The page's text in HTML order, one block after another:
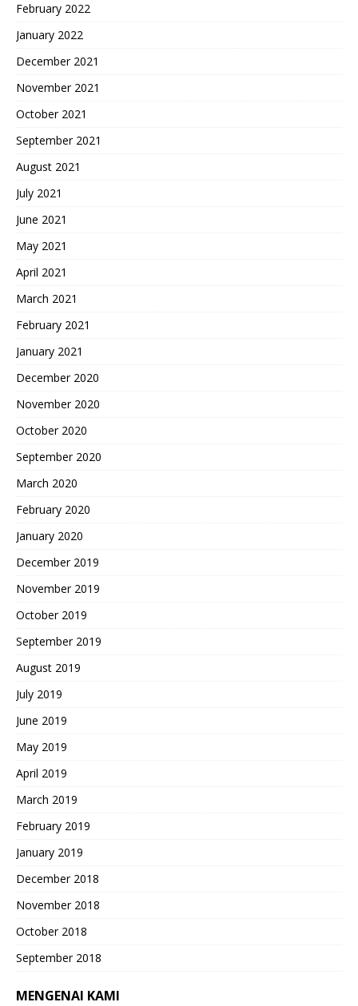
February 2022
January 2022
December 2021
November 2021
October 2021
September 2021
August 2021
July 2021
June 2021
May 2021
April 2021
March 2021
February 2021
January 2021
December 2020
November 2020
October 2020
September 2020
March 2020
February 2020
January 2020
December 2019
November 2019
October 2019
September 2019
August 2019
July 2019
June 2019
May 2019
April 2019
March 2019
February 2019
January 2019
December 2018
November 2018
October 2018
September 2018
MENGENAI KAMI